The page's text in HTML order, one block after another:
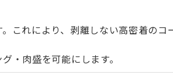
これにより、剥離しない高密着のコ
・肉盛を可能にします。